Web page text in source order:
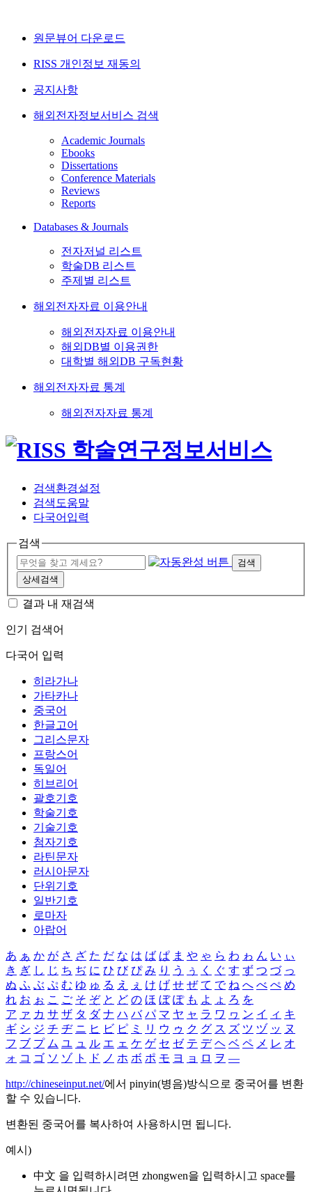
원문뷰어 다운로드
RISS 개인정보 재동의
공지사항
해외전자정보서비스 검색
Academic Journals
Ebooks
Dissertations
Conference Materials
Reviews
Reports
Databases & Journals
전자저널 리스트
학술DB 리스트
주제별 리스트
해외전자자료 이용안내
해외전자자료 이용안내
해외DB별 이용권한
대학별 해외DB 구독현황
해외전자자료 통계
해외전자자료 통계
검색환경설정
검색도움말
다국어입력
검색
검색
상세검색
결과 내 재검색
인기 검색어
다국어 입력
히라가나
가타카나
중국어
한글고어
그리스문자
프랑스어
독일어
히브리어
괄호기호
학술기호
기술기호
첨자기호
라틴문자
러시아문자
단위기호
일반기호
로마자
아랍어
あ ぁ か が さ ざ た だ な は ば ぱ ま や ゃ ら わ ゎ ん い ぃ
き ぎ し じ ち ぢ に ひ び ぴ み り う ぅ く ぐ す ず つ づ っ
ぬ ふ ぶ ぷ む ゆ ゅ る え ぇ け げ せ ぜ て で ね へ べ ぺ め
れ お ぉ こ ご そ ぞ と ど の ほ ぼ ぽ も よ ょ ろ を
ア ァ カ サ ザ タ ダ ナ ハ バ パ マ ヤ ャ ラ ワ ヮ ン イ ィ キ
ギ シ ジ チ ヂ ニ ヒ ビ ピ ミ リ ウ ゥ ク グ ス ズ ツ ヅ ッ ヌ
フ ブ プ ム ユ ュ ル エ ェ ケ ゲ セ ゼ テ デ ヘ ベ ペ メ レ オ
ォ コ ゴ ソ ゾ ト ド ノ ホ ボ ポ モ ヨ ョ ロ ヲ ―
http://chineseinput.net/에서 pinyin(병음)방식으로 중국어를 변환
할 수 있습니다.
변환된 중국어를 복사하여 사용하시면 됩니다.
예시)
中文 을 입력하시려면 zhongwen을 입력하시고 space를